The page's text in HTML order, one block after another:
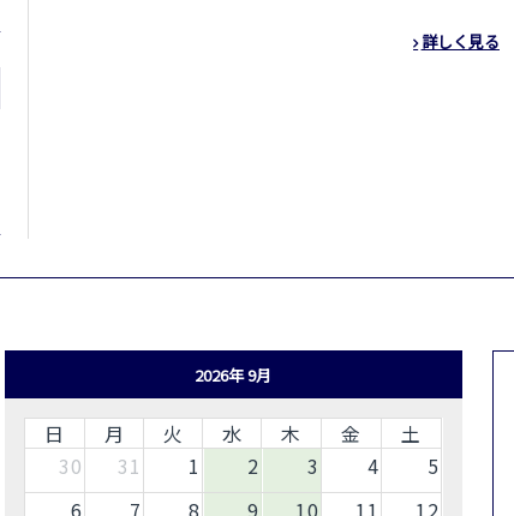
詳しく見る
2026年 9月
日 月 火 水 木 金
土
30
31 1 2 3 4
5
6
7 8 9 10 11
12